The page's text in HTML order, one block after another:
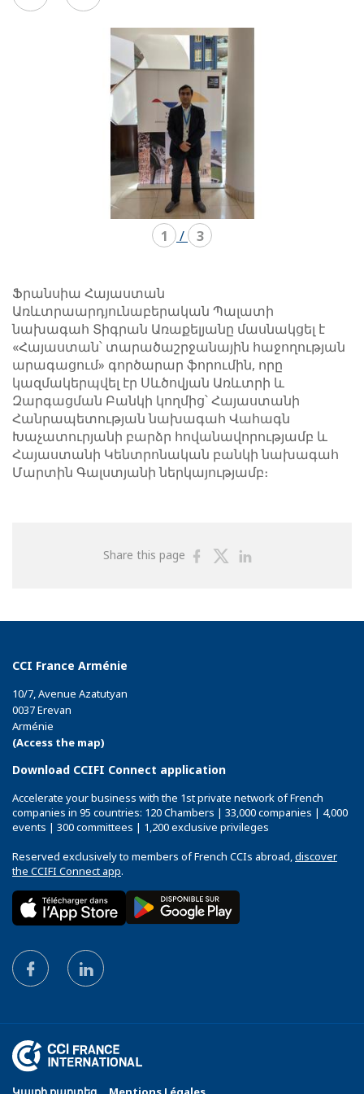
mosaïque
1 / 3
Ֆրանսիա Հայաստան
Առևտրաարդյունաբերական Պալատի
նախագահ Տիգրան Առաքելյանը մասնակցել է
«Հայաստան՝ տարածաշրջանային հաջողության
արագացում» գործարար ֆորումին, որը
կազմակերպվել էր Սևծովյան Առևտրի և
Զարգացման Բանկի կողմից՝ Հայաստանի
Հանրապետության նախագահ Վահագն
Խաչատուրյանի բարձր հովանավորությամբ և
Հայաստանի Կենտրոնական բանկի նախագահ
Մարտին Գալստյանի ներկայությամբ։
Share this page
ShareShare
CCI France Arménie
10/7, Avenue Azatutyan
0037 Erevan
Arménie
(Access the map)
Download CCIFI Connect application
Accelerate your business with the 1st private network of French
companies in 95 countries: 120 Chambers | 33,000 companies | 4,000
events | 300 committees | 1,200 exclusive privileges
Reserved exclusively to members of French CCIs abroad,discover
the CCIFI Connect app.